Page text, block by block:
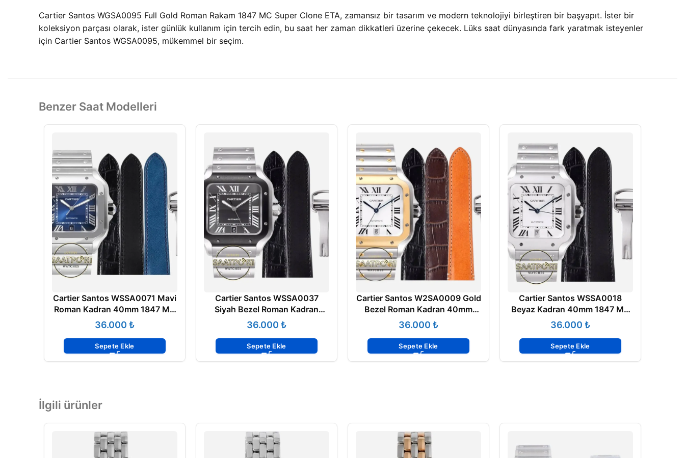
Cartier Santos WGSA0095 Full Gold Roman Rakam 1847 MC Super Clone ETA, zamansız bir tasarım ve modern teknolojiyi birleştiren bir başyapıt. İster bir
koleksiyon parçası olarak, ister günlük kullanım için tercih edin, bu saat her zaman dikkatleri üzerine çekecek. Lüks saat dünyasında fark yaratmak isteyenler
için Cartier Santos WGSA0095, mükemmel bir seçim.
Benzer Saat Modelleri
Cartier Santos WSSA0071 Mavi
Roman Kadran 40mm 1847 MC
Super Clone ETA
₺
Sepete Ekle
Cartier Santos WSSA0037
Siyah Bezel Roman Kadran
40mm 1847 MC Super Clone
ETA
₺
Sepete Ekle
Cartier Santos W2SA0009 Gold
Bezel Roman Kadran 40mm
1847 MC Super Clone ETA
₺
Sepete Ekle
Cartier Santos WSSA0018
Beyaz Kadran 40mm 1847 MC
Super Clone ETA
₺
Sepete Ekle
İlgili ürünler